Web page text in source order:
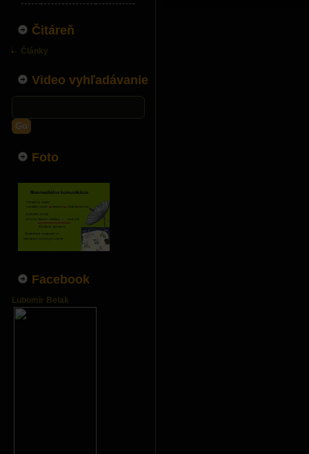
Čitáreň
Články
Video vyhľadávanie
Go
Foto
Facebook
Lubomir Belak